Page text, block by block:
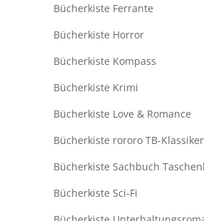
Bücherkiste Ferrante
Bücherkiste Horror
Bücherkiste Kompass
Bücherkiste Krimi
Bücherkiste Love & Romance
Bücherkiste rororo TB-Klassiker
Bücherkiste Sachbuch
Bücherkiste Sci-Fi